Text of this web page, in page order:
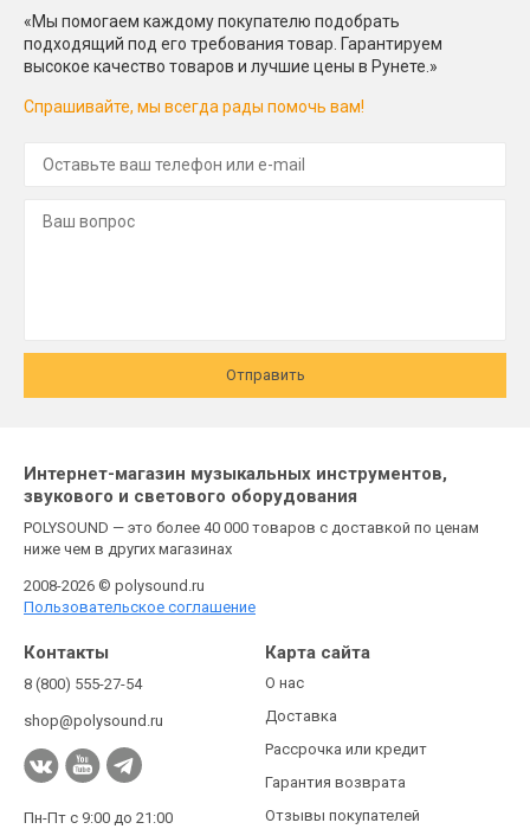
«Мы помогаем каждому покупателю подобрать
подходящий под его требования товар. Гарантируем
высокое качество товаров и лучшие цены в Рунете.»
Спрашивайте, мы всегда рады помочь вам!
Отправить
Интернет-магазин музыкальных инструментов,
звукового и светового оборудования
POLYSOUND — это более 40 000 товаров с доставкой по ценам
ниже чем в других магазинах
2008-2026 © polysound.ru
Пользовательское соглашение
Контакты
8 (800) 555-27-54
shop@polysound.ru
Пн-Пт с 9:00 до 21:00
Карта сайта
О нас
Доставка
Рассрочка или кредит
Гарантия возврата
Отзывы покупателей